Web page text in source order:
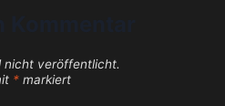
nicht veröffentlicht.
* markiert